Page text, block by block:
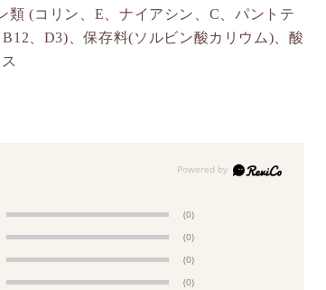
類 (コリン、E、ナイアシン、C、パントテ
、D3)、保存料(ソルビン酸カリウム)、酸
(0)
(0)
(0)
(0)